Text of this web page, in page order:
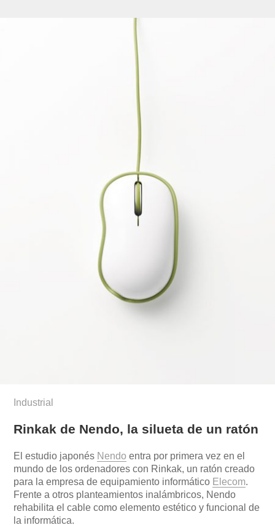
Industrial
Rinkak de Nendo, la silueta de un ratón
El estudio japonés Nendo entra por primera vez en el
mundo de los ordenadores con Rinkak, un ratón creado
para la empresa de equipamiento informático Elecom.
Frente a otros planteamientos inalámbricos, Nendo
rehabilita el cable como elemento estético y funcional de
la informática.